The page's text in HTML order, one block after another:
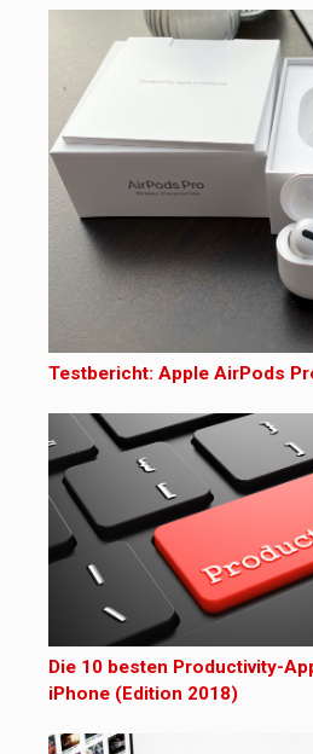
Testbericht: Apple AirPods
Die 10 besten Productivity-
iPhone (Edition 2018)